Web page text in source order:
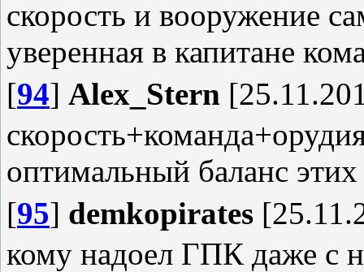
скорость и вооружение
уверенная в капитане
[94] Alex_Stern
оптимальный баланс
[95] demkopirates
кому надоел ГПК даже с